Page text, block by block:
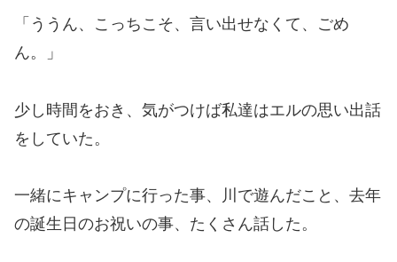
「ううん、こっちこそ、言い出せなくて、ごめ
ん。」
少し時間をおき、気がつけば私達はエルの思い出話
をしていた。
一緒にキャンプに行った事、川で遊んだこと、去年
の誕生日のお祝いの事、たくさん話した。